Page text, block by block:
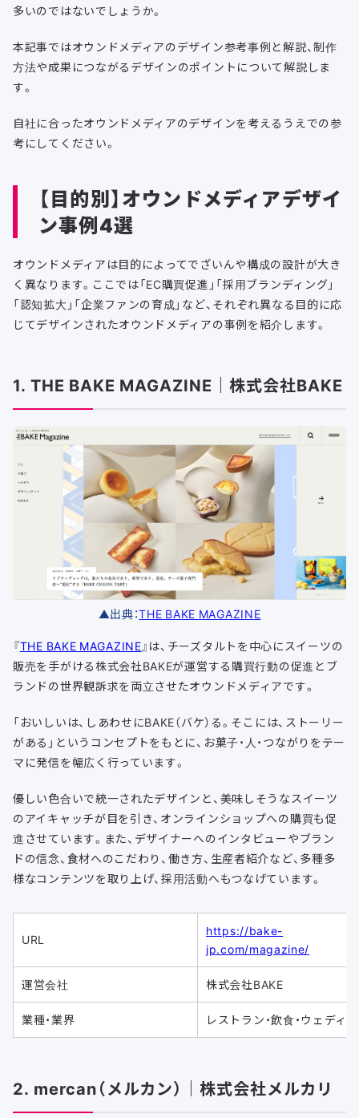
多いのではないでしょうか。
本記事ではオウンドメディアのデザイン参考事例と解説、制作
方法や成果につながるデザインのポイントについて解説しま
す。
自社に合ったオウンドメディアのデザインを考えるうえでの参
考にしてください。
【目的別】オウンドメディアデザイ
ン事例4選
オウンドメディアは目的によってでざいんや構成の設計が大き
く異なります。ここでは「EC購買促進」「採用ブランディング」
「認知拡大」「企業ファンの育成」など、それぞれ異なる目的に応
じてデザインされたオウンドメディアの事例を紹介します。
1. THE BAKE MAGAZINE｜株式会社BAKE
▲出典：THE BAKE MAGAZINE
『THE BAKE MAGAZINE 』は、チーズタルトを中心にスイーツの
販売を手がける株式会社BAKEが運営する購買行動の促進とブ
ランドの世界観訴求を両立させたオウンドメディアです。
「おいしいは、しあわせにBAKE（バケ）る。そこには、ストーリー
がある」というコンセプトをもとに、お菓子・人・つながりをテー
マに発信を幅広く行っています。
優しい色合いで統一されたデザインと、美味しそうなスイーツ
のアイキャッチが目を引き、オンラインショップへの購買も促
進させています。また、デザイナーへのインタビューやブラン
ドの信念、食材へのこだわり、働き方、生産者紹介など、多種多
様なコンテンツを取り上げ、採用活動へもつなげています。
URL
https://bake-
jp.com/magazine/
運営会社 株式会社BAKE
業種・業界 レストラン・飲食・ウェディ
2. mercan（メルカン）｜株式会社メルカリ